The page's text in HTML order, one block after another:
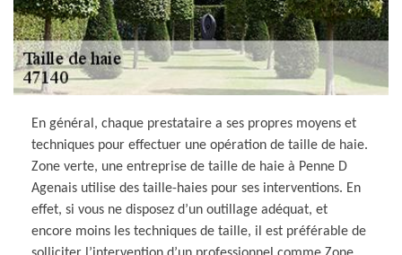
En général, chaque prestataire a ses propres moyens et
techniques pour effectuer une opération de taille de haie.
Zone verte, une entreprise de taille de haie à Penne D
Agenais utilise des taille-haies pour ses interventions. En
effet, si vous ne disposez d’un outillage adéquat, et
encore moins les techniques de taille, il est préférable de